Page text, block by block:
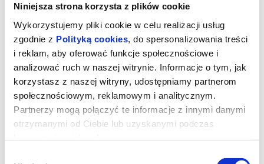
Niniejsza strona korzysta z plików cookie
Wykorzystujemy pliki cookie w celu realizacji usług
zgodnie z Polityką cookies , do spersonalizowania treści
i reklam, aby oferować funkcje społecznościowe i
analizować ruch w naszej witrynie. Informacje o tym, jak
korzystasz z naszej witryny, udostępniamy partnerom
społecznościowym, reklamowym i analitycznym.
Partnerzy mogą połączyć te informacje z innymi danymi
otrzymanymi od Ciebie lub uzyskanymi podczas
Niesamowite przygody skarpetek 3.
Ale kosmos!
Najbardziej odlotowi bohaterowie książek dla dzieci powracają do
na Dzikim Zachodzie i podróże w kosmos to dopiero początek!
Czy skarpetka może zostać przebiegłym szeryfem, genialnym